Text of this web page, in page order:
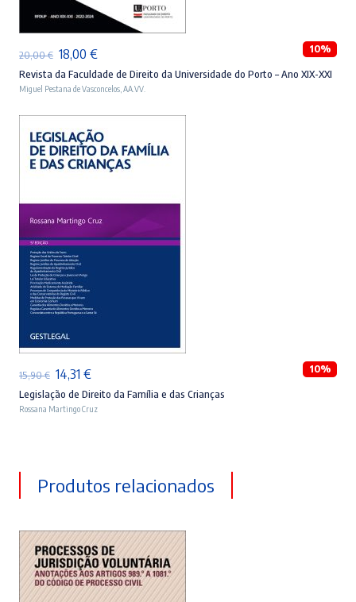
20,00€ O
preço
original
era:
20,00 €.
18,00 €O
preço
atual
é:
18,00 €.
10%
Revista da Faculdade de Direito da Universidade do Porto – Ano XIX-XXI
Miguel Pestana de Vasconcelos AA.VV.
15,90€ O
preço
original
14,31 €O
preço
atual
10%
Legislação de Direito da Família e das Crianças
Rossana Martingo Cruz
Produtos relacionados